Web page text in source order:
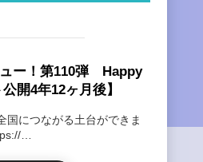
ー！第110弾 Happy
開4年12ヶ月後】
国につながる土台ができま
…